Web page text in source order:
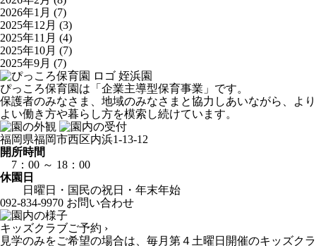
2026年1月 (7)
2025年12月 (3)
2025年11月 (4)
2025年10月 (7)
2025年9月 (7)
姪浜園
ぴっころ保育園は「企業主導型保育事業」です。
保護者のみなさま、地域のみなさまと協力しあいながら、より
よい働き方や暮らし方を模索し続けています。
福岡県福岡市西区内浜1-13-12
開所時間
7：00 ～ 18：00
休園日
日曜日・国民の祝日・年末年始
092-834-9970 お問い合わせ
キッズクラブご予約 ›
見学のみをご希望の場合は、毎月第４土曜日開催のキッズクラ